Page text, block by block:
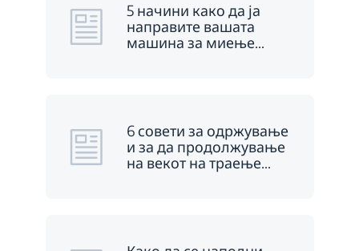
5 начини како да ја
направите вашата
машина за миење…
6 совети за одржување
и за да продолжување
на векот на траење…